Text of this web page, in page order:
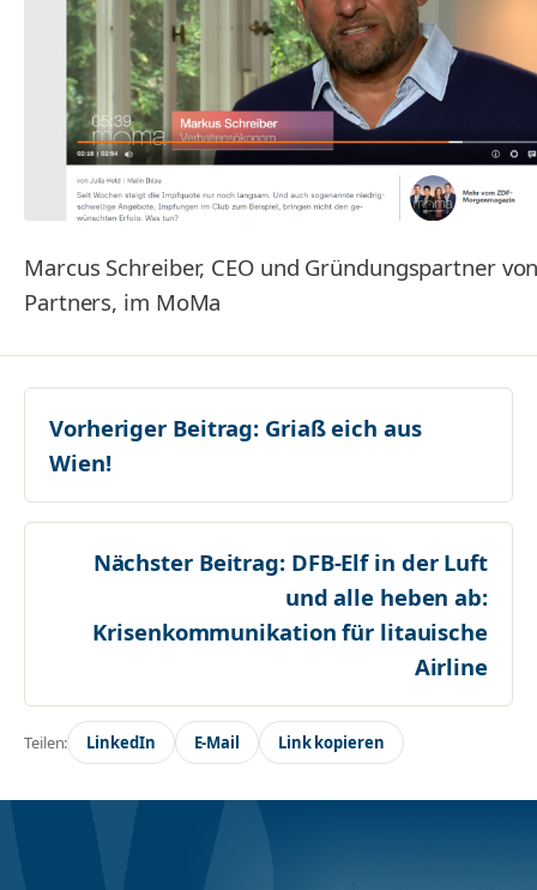
Marcus Schreiber, CEO und Gründungspartner
Partners, im MoMa
Vorheriger Beitrag: Griaß eich aus
Wien!
Nächster Beitrag: DFB-Elf in der Luft
und alle heben ab:
Krisenkommunikation für litauische
Airline
Teilen: LinkedIn E-Mail Link kopieren